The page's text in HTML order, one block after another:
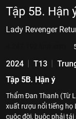
Tập 5B. Hận
Lady Revenger
2024 T13
Tập 5B. Hận ý
Thẩm Đan Thanh (Từ
xuất rượu nổi tiếng họ
cuộc đời, buộc phải